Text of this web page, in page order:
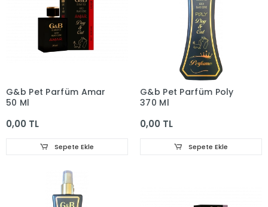
G&b Pet Parfüm Amar
50 Ml
0,00 TL
Sepete Ekle
G&b Pet Parfüm Poly
370 Ml
0,00 TL
Sepete Ekle